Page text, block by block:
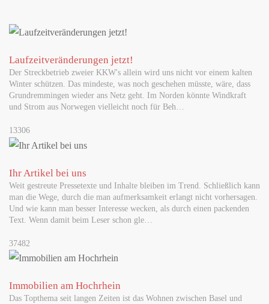
Neue Musterbriefe helfen Passagieren, ihre Rechte
Flugärger im Urlaub? Verspäteter Flug, Annullierung oder
beschädigtes Gepäck: Viele Reisende wissen nicht, welche Rechte
sie haben – und…
Werbung für Sportwetten: Dauerpräsenz im Fußball
gefährdet vulnerable Gruppen
Forschende warnen vor Normalisierung von Glücksspiel im
Fußball Glücksspielwerbung gehört im Profifußball inzwischen
zum Normalzustand –…
Laufzeitveränderungen jetzt!
Der Streckbetrieb zweier KKW's allein wird uns nicht vor einem kalten
Winter schützen. Das mindeste, was noch geschehen müsste, wäre, dass
Grundremmingen wieder ans Netz geht. Im Norden könnte Windkraft
und Strom aus Norwegen vielleicht noch für Beh…
13306
Ihr Artikel bei uns
Weit gestreute Pressetexte und Inhalte bleiben im Trend. Schließlich kann
man die Wege, durch die man aufmerksamkeit erlangt nicht vorhersagen.
Und wie kann man besser Interesse wecken, als durch einen packenden
Text. Wenn damit beim Leser schon gle…
37482
Immobilien am Hochrhein
Das Topthema seit langen Zeiten ist das Wohnen zwischen Basel und